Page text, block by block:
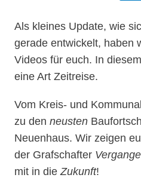
Als kleines Update, wie
gerade entwickelt, haben
Videos für euch. In
eine Art Zeitreise.
Vom Kreis- und
zu den neusten
Neuenhaus. Wir zeigen
der Grafschafter
mit in dieZukunft!